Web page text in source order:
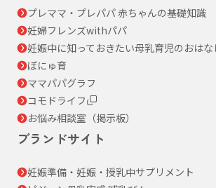
プレママ・プレパパ 赤ちゃんの基礎知識
妊婦フレンズwithパパ
妊娠中に知っておきたい母乳育児のおはな
ぼにゅ育
ママパパグラフ
コモドライフ
お悩み相談室（掲示板）
ブランドサイト
妊娠準備・妊娠・授乳中サプリメント